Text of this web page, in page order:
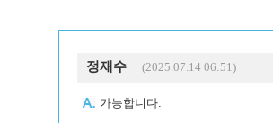
정재수 ｜(2025.07.14 06:51)
가능합니다.